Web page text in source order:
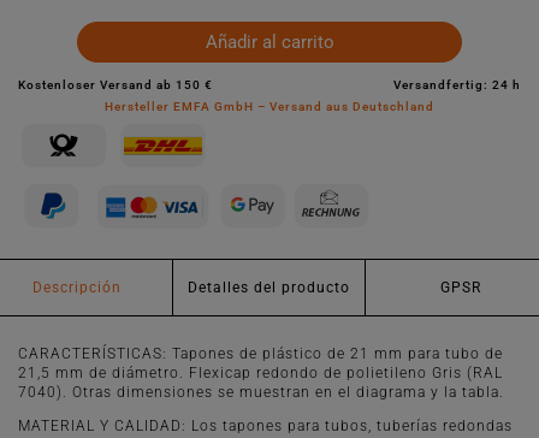
Añadir al carrito
Kostenloser Versand ab 150 €
Versandfertig: 24 h
Hersteller EMFA GmbH – Versand aus Deutschland
Descripción Detalles del producto GPSR
CARACTERÍSTICAS: Tapones de plástico de 21 mm para tubo de
21,5 mm de diámetro. Flexicap redondo de polietileno Gris (RAL
7040). Otras dimensiones se muestran en el diagrama y la tabla.
MATERIAL Y CALIDAD: Los tapones para tubos, tuberías redondas